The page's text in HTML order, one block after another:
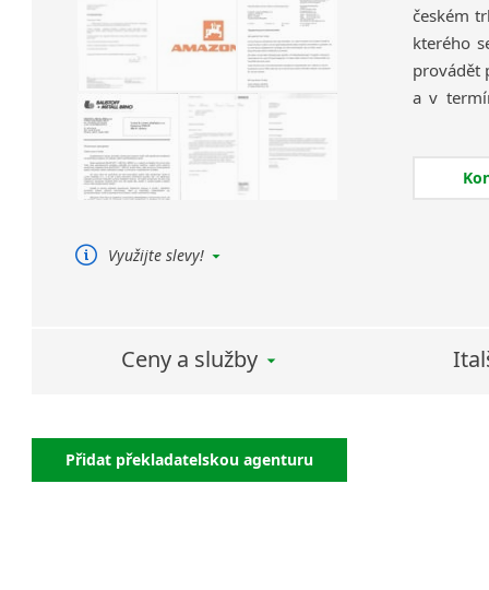
Využijte slevy!
TRADOS – zvlášť vysoká
úspora nákladů v případě
českém
kterého
provádět
a v
Ceny a služby
Přidat překladatelskou agenturu